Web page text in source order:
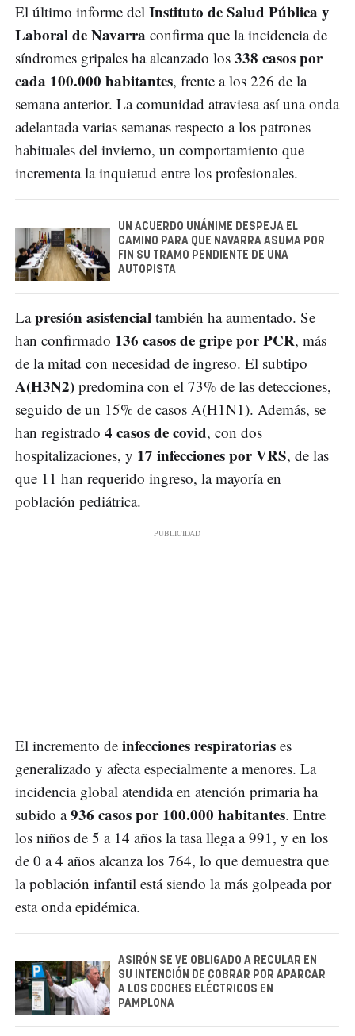
El último informe del Instituto de Salud Pública y
Laboral de Navarra confirma que la incidencia de
síndromes gripales ha alcanzado los 338 casos por
cada 100.000 habitantes, frente a los 226 de la
semana anterior. La comunidad atraviesa así una onda
adelantada varias semanas respecto a los patrones
habituales del invierno, un comportamiento que
incrementa la inquietud entre los profesionales.
UN ACUERDO UNÁNIME DESPEJA EL
CAMINO PARA QUE NAVARRA ASUMA POR
FIN SU TRAMO PENDIENTE DE UNA
AUTOPISTA
Lapresión asistencial también ha aumentado. Se
han confirmado 136 casos de gripe por PCR, más
de la mitad con necesidad de ingreso. El subtipo
A(H3N2) predomina con el 73% de las detecciones,
seguido de un 15% de casos A(H1N1). Además, se
han registrado 4 casos de covid, con dos
hospitalizaciones, y 17 infecciones por VRS, de las
que 11 han requerido ingreso, la mayoría en
población pediátrica.
El incremento de infecciones respiratorias es
generalizado y afecta especialmente a menores. La
incidencia global atendida en atención primaria ha
subido a936 casos por 100.000 habitantes. Entre
los niños de 5 a 14 años la tasa llega a 991, y en los
de 0 a 4 años alcanza los 764, lo que demuestra que
la población infantil está siendo la más golpeada por
esta onda epidémica.
ASIRÓN SE VE OBLIGADO A RECULAR EN
SU INTENCIÓN DE COBRAR POR APARCAR
A LOS COCHES ELÉCTRICOS EN
PAMPLONA